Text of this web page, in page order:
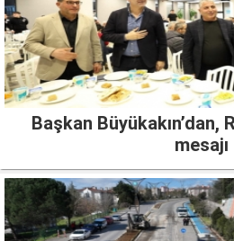
Başkan Büyükakın’dan,
mesajı